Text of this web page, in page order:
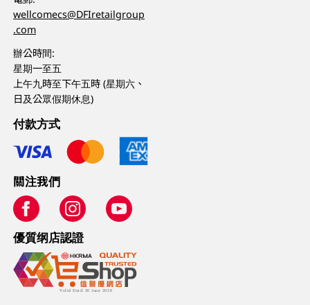
wellcomecs@DFIretailgroup
.com
辦公時間:
星期一至五
上午九時至下午五時 (星期六、
日及公眾假期休息)
付款方式
關注我們
優質纲店認證